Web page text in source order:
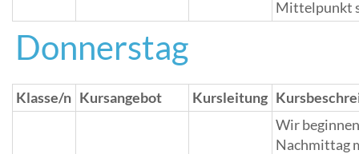
Mittelpunkt
Donnerstag
Klasse/n Kursangebot Kursleitung
Wir
Nachmittag